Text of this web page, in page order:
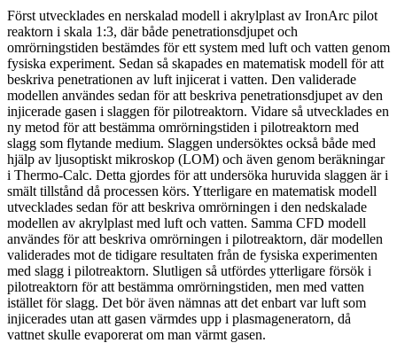
Först utvecklades en nerskalad modell i akrylplast av IronArc pilot
reaktorn i skala 1:3, där både penetrationsdjupet och
omrörningstiden bestämdes för ett system med luft och vatten genom
fysiska experiment. Sedan så skapades en matematisk modell för att
beskriva penetrationen av luft injicerat i vatten. Den validerade
modellen användes sedan för att beskriva penetrationsdjupet av den
injicerade gasen i slaggen för pilotreaktorn. Vidare så utvecklades en
ny metod för att bestämma omrörningstiden i pilotreaktorn med
slagg som flytande medium. Slaggen undersöktes också både med
hjälp av ljusoptiskt mikroskop (LOM) och även genom beräkningar
i Thermo-Calc. Detta gjordes för att undersöka huruvida slaggen är i
smält tillstånd då processen körs. Ytterligare en matematisk modell
utvecklades sedan för att beskriva omrörningen i den nedskalade
modellen av akrylplast med luft och vatten. Samma CFD modell
användes för att beskriva omrörningen i pilotreaktorn, där modellen
validerades mot de tidigare resultaten från de fysiska experimenten
med slagg i pilotreaktorn. Slutligen så utfördes ytterligare försök i
pilotreaktorn för att bestämma omrörningstiden, men med vatten
istället för slagg. Det bör även nämnas att det enbart var luft som
injicerades utan att gasen värmdes upp i plasmageneratorn, då
vattnet skulle evaporerat om man värmt gasen.